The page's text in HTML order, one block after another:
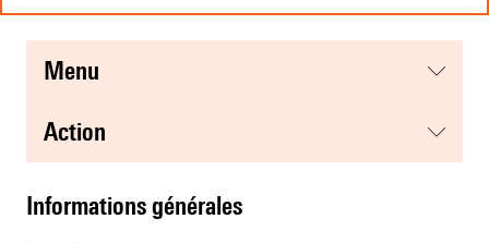
menu
action
informations générales